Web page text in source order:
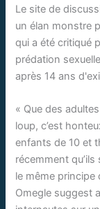
Le site de
un élan monstre
qui a été critiqué
prédation
après 14 ans
« Que des
loup, c’est
enfants de 10 et
récemment
le même principe
Omegle suggest